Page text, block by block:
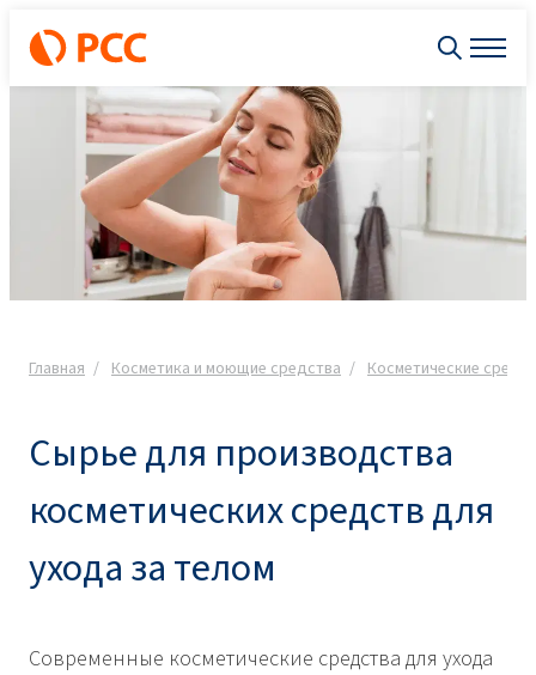
Главная Косметика и моющие средства Косметические
Сырье для производства
косметических средств для
ухода за телом
Современные косметические средства для ухода